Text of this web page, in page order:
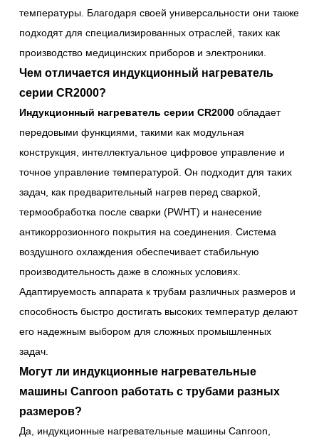
температуры. Благодаря своей универсальности они также
подходят для специализированных отраслей, таких как
производство медицинских приборов и электроники.
Чем отличается индукционный нагреватель
серии CR2000?
Индукционный нагреватель серии CR2000 обладает
передовыми функциями, такими как модульная
конструкция, интеллектуальное цифровое управление и
точное управление температурой. Он подходит для таких
задач, как предварительный нагрев перед сваркой,
термообработка после сварки (PWHT) и нанесение
антикоррозионного покрытия на соединения. Система
воздушного охлаждения обеспечивает стабильную
производительность даже в сложных условиях.
Адаптируемость аппарата к трубам различных размеров и
способность быстро достигать высоких температур делают
его надежным выбором для сложных промышленных
задач.
Могут ли индукционные нагревательные
машины Canroon работать с трубами разных
размеров?
Да, индукционные нагревательные машины Canroon,